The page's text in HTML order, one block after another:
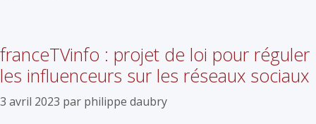
franceTVinfo : projet de loi pour réguler
les influenceurs sur les réseaux sociaux
3 avril 2023 par philippe daubry